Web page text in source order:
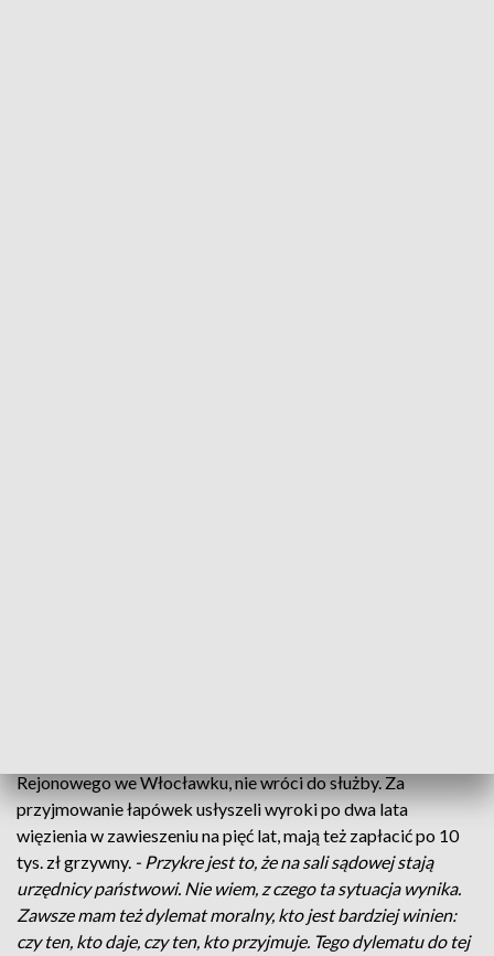
Rejonowego we Włocławku, nie wróci do służby. Za
przyjmowanie łapówek usłyszeli wyroki po dwa lata
więzienia w zawieszeniu na pięć lat, mają też zapłacić po 10
tys. zł grzywny. - Przykre jest to, że na sali sądowej stają
urzędnicy państwowi. Nie wiem, z czego ta sytuacja wynika.
Zawsze mam też dylemat moralny, kto jest bardziej winien:
czy ten, kto daje, czy ten, kto przyjmuje. Tego dylematu do tej